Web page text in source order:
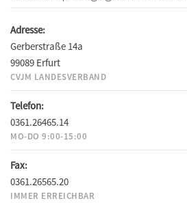
Adresse:
Gerberstraße 14a
99089 Erfurt
CVJM LANDESVERBAND
Telefon:
0361.26465.14
MO-DO 9:00-15:00
Fax:
0361.26565.20
IMMER ERREICHBAR